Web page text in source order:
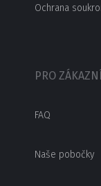
Ochrana
PRO
FAQ
Naše pobočky